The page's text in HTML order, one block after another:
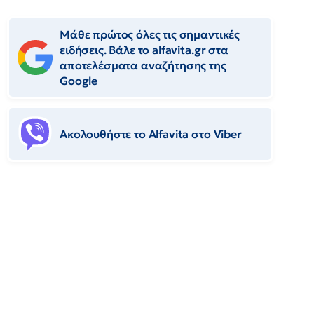
Μάθε πρώτος όλες τις σημαντικές
ειδήσεις. Βάλε το alfavita.gr στα
αποτελέσματα αναζήτησης της
Google
Ακολουθήστε το Αlfavita στο Viber